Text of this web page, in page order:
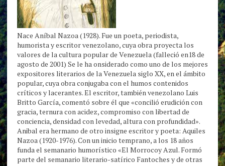
Nace Aníbal Nazoa (1928). Fue un poeta, periodista,
humorista y escritor venezolano, cuya obra proyecta los
valores de la cultura popular de Venezuela (falleció en18 de
agosto de 2001) Se le ha onsiderado como uno de los mejores
expositores literarios de la Venezuela siglo XX, en el ámbito
popular, cuya obra conjugaba con el humos contenidos
críticos y lacerantes. El escritor, también venezolano Luis
Britto García, comentó sobre él que «concilió erudición con
gracia, ternura con acidez, compromiso con libertad de
conciencia, densidad con levedad, altura con profundidad».
Anibal era hermano de otro insigne escritor y poeta: Aquiles
Nazoa (1920-1976). Con un inicio temprano, a los 18 años
funda el semanario humorístico «El Morrocoy Azul. Formó
parte del semanario literario-satírico Fantoches y de otras